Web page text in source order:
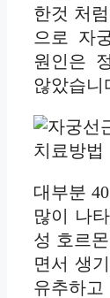
한것 처
으로 자
원인은
않았습니
대부분
많이 나
성 호르
면서 생
유추하고